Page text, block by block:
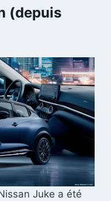
(depuis
Juke a été